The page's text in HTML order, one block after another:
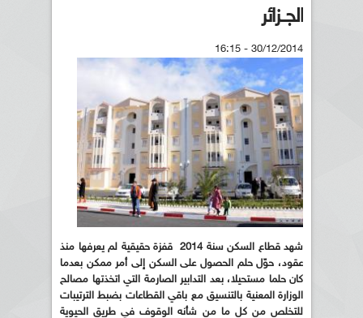
الجــزائر
30/12/2014 - 16:15
شهد قطاع السكن سنة 2014 قفزة حقيقية لم يعرفها منذ
عقود، حوّل حلم الحصول على السكن إلى أمر ممكن بعدما
كان حلما مستحيلا، بعد التدابير الصارمة التي اتخذتها مصالح
الوزارة المعنية بالتنسيق مع باقي القطاعات بضبط الترتيبات
للتخلص من كل ما من شأنه الوقوف في طريق الحيوية